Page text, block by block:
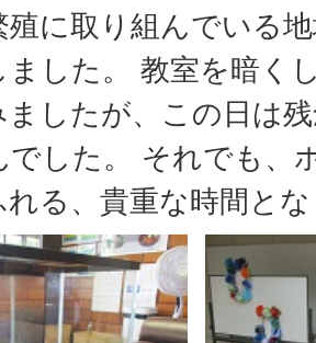
殖に取り組んでいる
ました。 教室を暗く
したが、この日は
でした。 それでも、
る、貴重な時間と